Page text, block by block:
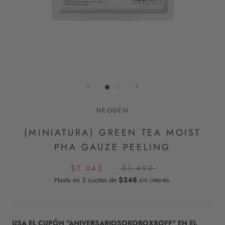
NEOGEN
(MINIATURA) GREEN TEA MOIST
PHA GAUZE PEELING
$1.043 $1.490
Hasta en 3 cuotas de $348 sin interés.